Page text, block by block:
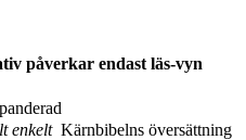
påverkar endast läs-vyn
enkelt Kärnbibelns översättning